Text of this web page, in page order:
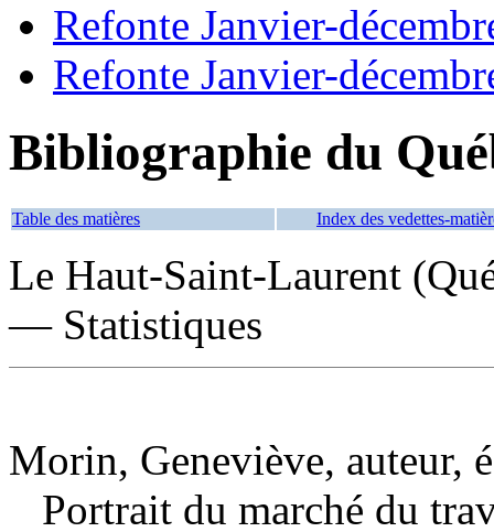
Refonte Janvier-
Refonte Janvier-
Bibliographie du
Table des matières Index des vedettes-
Le Haut-Saint-Laurent
— Statistiques
Morin, Geneviève, auteur,
Portrait du marché du